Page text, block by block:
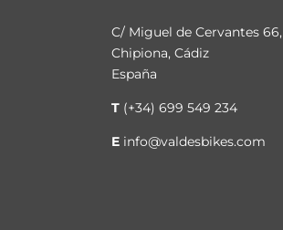
C/ Miguel de Cervantes 66,
Chipiona, Cádiz
España
T (+34) 699 549 234
E info@valdesbikes.com